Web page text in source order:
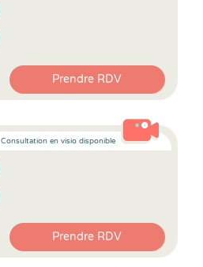
Prendre RDV
Consultation en visio disponible
Prendre RDV